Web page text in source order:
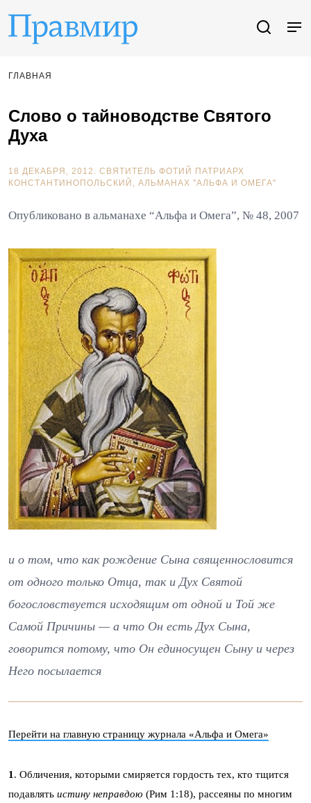
ГЛАВНАЯ
Слово о тайноводстве Святого
Духа
18 ДЕКАБРЯ, 2012. СВЯТИТЕЛЬ ФОТИЙ ПАТРИАРХ
КОНСТАНТИНОПОЛЬСКИЙ
АЛЬМАНАХ "АЛЬФА И ОМЕГА"
Опубликовано в альманахе “Альфа и Омега”, № 48, 2007
и о том, что как рождение Сына священнословится
от одного только Отца, так и Дух Святой
богословствуется исходящим от одной и Той же
Самой Причины — а что Он есть Дух Сына,
говорится потому, что Он единосущен Сыну и через
Него посылается
Перейти на главную страницу журнала «Альфа и Омега»
1 . Обличения, которыми смиряется гордость тех, кто тщится
подавлять истину неправдою (Рим 1:18), рассеяны по многим